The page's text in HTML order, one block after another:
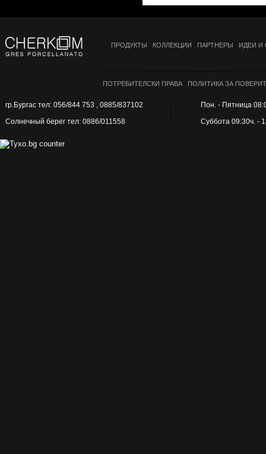
ПРОДУКТЫ КОЛЛЕКЦИИ ПАРТНЕРЫ ИДЕИ И
ПОТРЕБИТЕЛСКИ ПРАВА ПОЛИТИКА ЗА
гр.Бургас тел: 056/844 753 , 0885/837102
Солнечный берег тел: 0886/011558
Пон. - Пятница
Суббота 09:30ч. -